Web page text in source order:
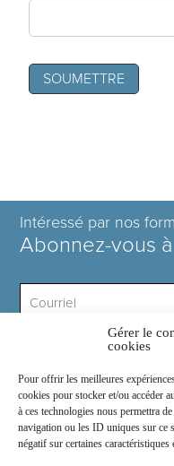
Gérer le
cookies
Pour offrir les meilleures
cookies pour stocker et/ou accéder
à ces technologies nous permettra
navigation ou les ID uniques sur ce
négatif sur certaines caractéristiques
Intéressé par nos
Abonnez-vous